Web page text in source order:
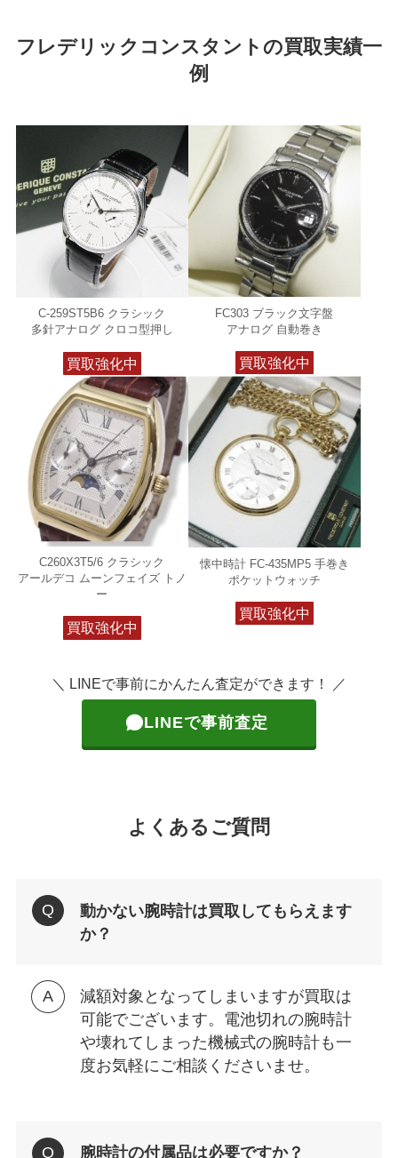
フレデリックコンスタントの買取実績一
例
C-259ST5B6 クラシック
多針アナログ クロコ型押し
買取強化中
FC303 ブラック文字盤
アナログ 自動巻き
買取強化中
C260X3T5/6 クラシック
アールデコ ムーンフェイズ トノ
ー
買取強化中
懐中時計 FC-435MP5 手巻き
ポケットウォッチ
買取強化中
＼ LINEで事前にかんたん査定ができます！ ／
LINEで事前査定
よくあるご質問
動かない腕時計は買取してもらえます
か？
減額対象となってしまいますが買取は
可能でございます。電池切れの腕時計
や壊れてしまった機械式の腕時計も一
度お気軽にご相談くださいませ。
腕時計の付属品は必要ですか？